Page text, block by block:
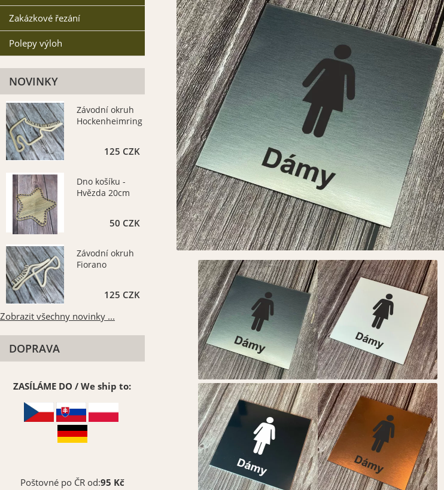
Zakázkové řezání
Polepy výloh
NOVINKY
Závodní okruh
Hockenheimring
125 CZK
Dno košíku -
Hvězda 20cm
50 CZK
Závodní okruh
Fiorano
125 CZK
Zobrazit všechny novinky ...
DOPRAVA
ZASÍLÁME DO / We ship to:
Poštovné po ČR od:95 Kč